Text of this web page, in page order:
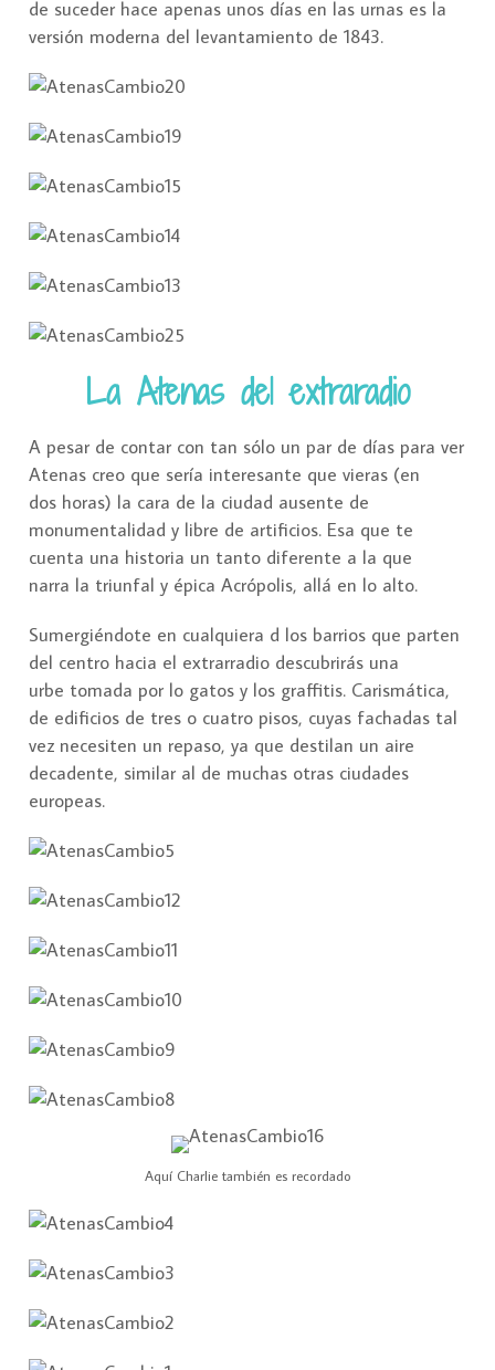
de suceder hace apenas unos días en las urnas es la
versión moderna del levantamiento de 1843.
La Atenas del extraradio
A pesar de contar con tan sólo un par de días para ver
Atenas creo que sería interesante que vieras (en
dos horas) la cara de la ciudad ausente de
monumentalidad y libre de artificios. Esa que te
cuenta una historia un tanto diferente a la que
narra la triunfal y épica Acrópolis, allá en lo alto.
Sumergiéndote en cualquiera d los barrios que parten
del centro hacia el extrarradio descubrirás una
urbe tomada por lo gatos y los graffitis. Carismática,
de edificios de tres o cuatro pisos, cuyas fachadas tal
vez necesiten un repaso, ya que destilan un aire
decadente, similar al de muchas otras ciudades
europeas.
Aquí Charlie también es recordado